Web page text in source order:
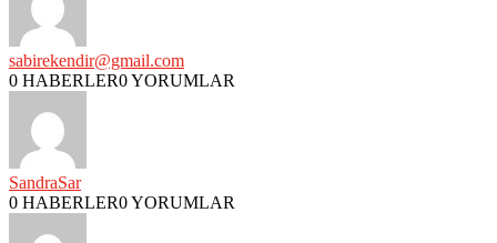
sabirekendir@gmail.com
0 HABERLER0 YORUMLAR
SandraSar
0 HABERLER0 YORUMLAR